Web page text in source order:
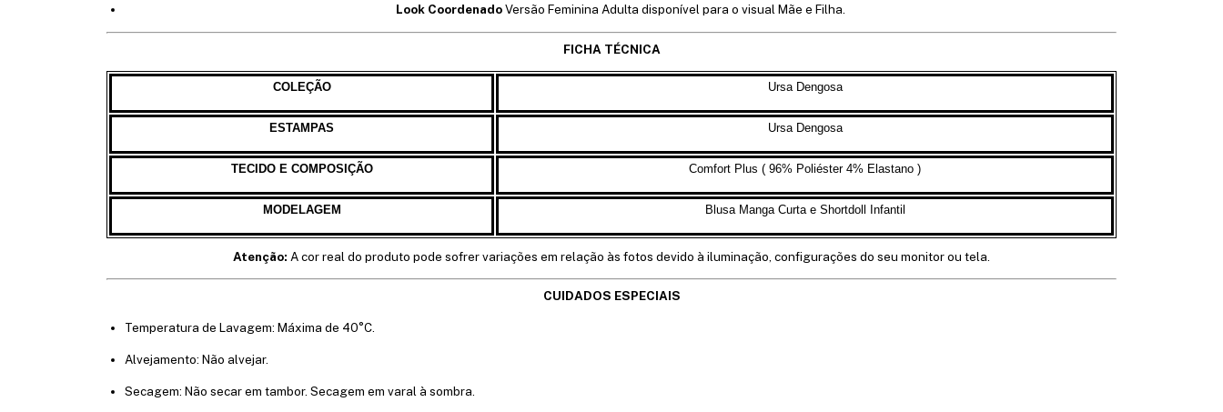
Look CoordenadoVersão Feminina Adulta disponível para o visual Mãe e Filha.
FICHA TÉCNICA
COLEÇÃO Ursa Dengosa
ESTAMPAS Ursa Dengosa
TECIDO E COMPOSIÇÃO Comfort Plus ( 96% Poliéster 4% Elastano )
MODELAGEM Blusa Manga Curta e Shortdoll Infantil
Atenção: A cor real do produto pode sofrer variações em relação às fotos devido à iluminação, configurações do seu monitor ou tela.
CUIDADOS ESPECIAIS
Temperatura de Lavagem: Máxima de 40°C.
Alvejamento: Não alvejar.
Secagem: Não secar em tambor. Secagem em varal à sombra.